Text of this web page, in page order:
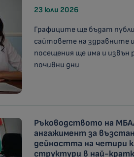
23 юли 2026
Графиците ще бъдат
сайтовете на здравните
посещения ще има и извън
почивни дни
Ръководството на
ангажимент за
дейността на четири
структури в най-